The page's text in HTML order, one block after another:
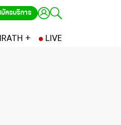
ครบริการ
+ LIVE